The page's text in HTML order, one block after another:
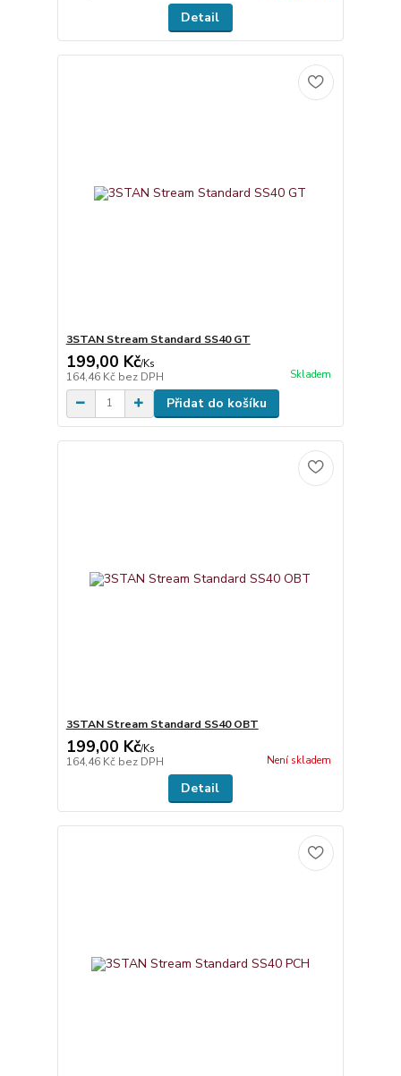
Detail
3STAN Stream Standard SS40 GT
199,00 Kč/Ks
164,46 Kč bez DPH Skladem
Přidat do košíku
3STAN Stream Standard SS40 OBT
199,00 Kč/Ks
164,46 Kč bez DPH Není skladem
Detail